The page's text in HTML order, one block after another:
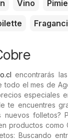
Vino
encontrarás
todo el mes de
especiales
te encuentres
nuevos folletos?
productos como
Buscando